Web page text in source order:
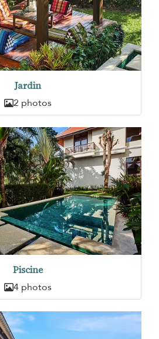
Jardin
2 photos
Piscine
4 photos